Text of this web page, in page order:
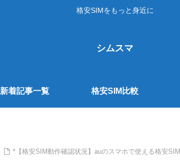
格安SIMをもっと身近に
シムスマ
新着記事一覧 格安SIM比較
*【格安SIM動作確認状況】auのスマホで使える格安SIM